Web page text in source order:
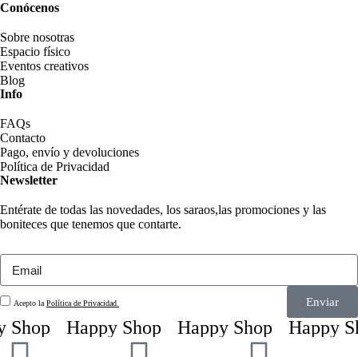
Conócenos
Sobre nosotras
Espacio físico
Eventos creativos
Blog
Info
FAQs
Contacto
Pago, envío y devoluciones
Política de Privacidad
Newsletter
Entérate de todas las novedades, los saraos,las promociones y las
boniteces que tenemos que contarte.
Acepto laPolítica de Privacidad. Enviar
Happy Shop Happy Shop Happy